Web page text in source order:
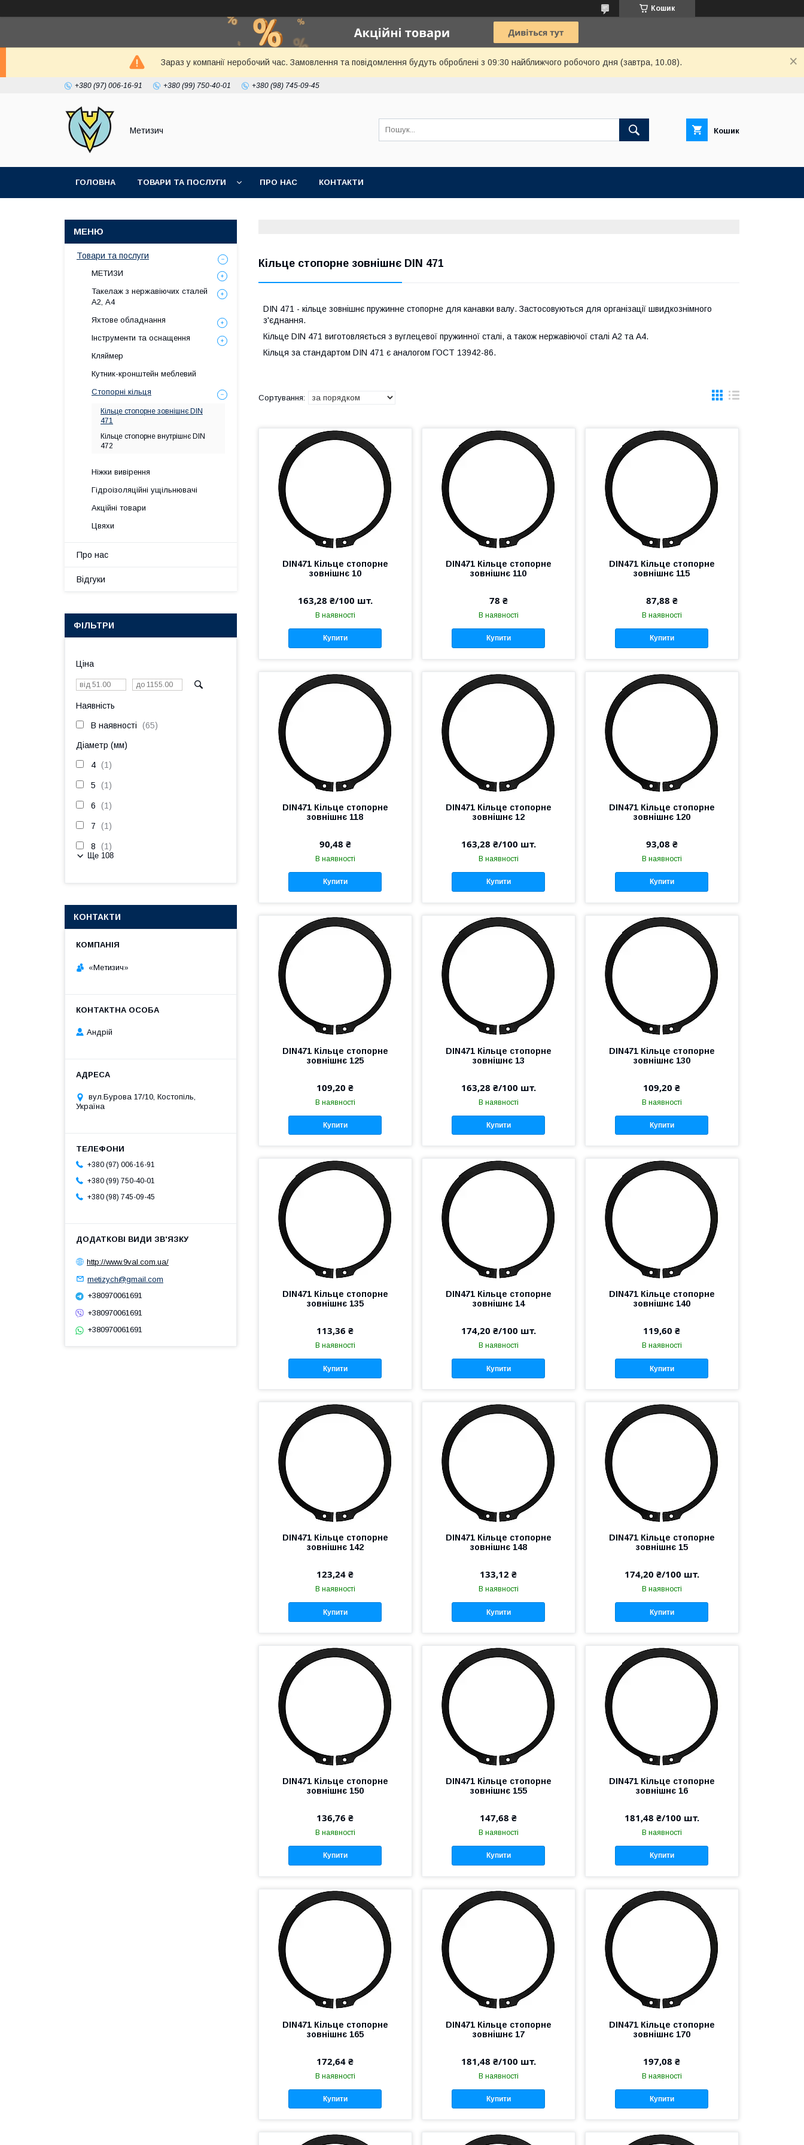
Кошик
Зараз у компанії неробочий час. Замовлення та повідомлення будуть оброблені з 09:30 найближчого робочого дня (завтра, 10.08).
+380 (97) 006-16-91 +380 (99) 750-40-01 +380 (98) 745-09-45
Метизич Кошик
ГОЛОВНА ТОВАРИ ТА ПОСЛУГИ ПРО НАС КОНТАКТИ
Кільце стопорне зовнішнє DIN 471
DIN 471 - кільце зовнішнє пружинне стопорне для канавки валу. Застосовуються для організації швидкознімного
з'єднання.
Кільце DIN 471 виготовляється з вуглецевої пружинної сталі, а також нержавіючої сталі А2 та А4.
Кільця за стандартом DIN 471 є аналогом ГОСТ 13942-86.
DIN471 Кільце стопорне
зовнішнє 10
163,28 ₴/100 шт.
В наявності
Купити
DIN471 Кільце стопорне
зовнішнє 110
78 ₴
В наявності
Купити
DIN471 Кільце стопорне
зовнішнє 115
87,88 ₴
В наявності
Купити
DIN471 Кільце стопорне
зовнішнє 118
90,48 ₴
В наявності
Купити
DIN471 Кільце стопорне
зовнішнє 12
163,28 ₴/100 шт.
В наявності
Купити
DIN471 Кільце стопорне
зовнішнє 120
93,08 ₴
В наявності
Купити
DIN471 Кільце стопорне
зовнішнє 125
109,20 ₴
В наявності
Купити
DIN471 Кільце стопорне
зовнішнє 13
163,28 ₴/100 шт.
В наявності
Купити
DIN471 Кільце стопорне
зовнішнє 130
109,20 ₴
В наявності
Купити
DIN471 Кільце стопорне
зовнішнє 135
113,36 ₴
В наявності
Купити
DIN471 Кільце стопорне
зовнішнє 14
174,20 ₴/100 шт.
В наявності
Купити
DIN471 Кільце стопорне
зовнішнє 140
119,60 ₴
В наявності
Купити
DIN471 Кільце стопорне
зовнішнє 142
123,24 ₴
В наявності
Купити
DIN471 Кільце стопорне
зовнішнє 148
133,12 ₴
В наявності
Купити
DIN471 Кільце стопорне
зовнішнє 15
174,20 ₴/100 шт.
В наявності
Купити
DIN471 Кільце стопорне
зовнішнє 150
136,76 ₴
В наявності
Купити
DIN471 Кільце стопорне
зовнішнє 155
147,68 ₴
В наявності
Купити
DIN471 Кільце стопорне
зовнішнє 16
181,48 ₴/100 шт.
В наявності
Купити
DIN471 Кільце стопорне
зовнішнє 165
172,64 ₴
В наявності
Купити
DIN471 Кільце стопорне
зовнішнє 17
181,48 ₴/100 шт.
В наявності
Купити
DIN471 Кільце стопорне
зовнішнє 170
197,08 ₴
В наявності
Купити
Товари та послуги
МЕТИЗИ
Такелаж з нержавіючих сталей
А2, А4
Яхтове обладнання
Інструменти та оснащення
Кляймер
Кутник-кронштейн меблевий
Стопорні кільця
Кільце стопорне зовнішнє DIN
471
Кільце стопорне внутрішнє DIN
472
Ніжки вивірення
Гідроізоляційні ущільнювачі
Акційні товари
Цвяхи
Про нас
Відгуки
ФІЛЬТРИ
Ціна
Наявність
В наявності 65
Діаметр (мм)
4 1
5 1
6 1
7 1
8 1
Ще 108
КОНТАКТИ
«Метизич»
Андрій
вул.Бурова 17/10, Костопіль,
Україна
+380 (97) 006-16-91
+380 (99) 750-40-01
+380 (98) 745-09-45
http://www.9val.com.ua/
metizych@gmail.com
+380970061691
+380970061691
+380970061691